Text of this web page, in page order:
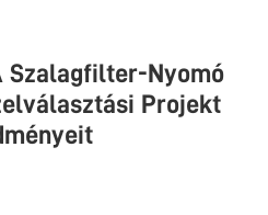
Szalagfilter-Nyomó
Projekt